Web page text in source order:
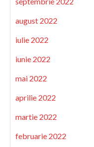
august 2022
iulie 2022
iunie 2022
mai 2022
aprilie 2022
martie 2022
februarie 2022